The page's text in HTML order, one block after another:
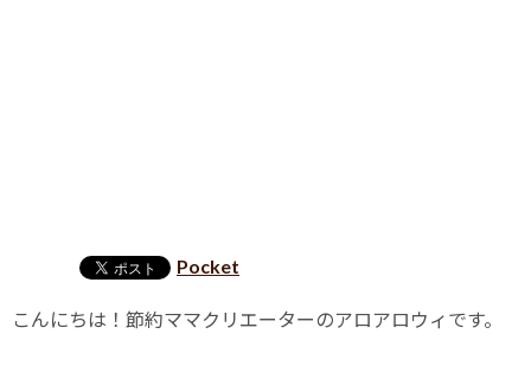
Pocket
こんにちは！節約ママクリエーターのアロアロウィです。